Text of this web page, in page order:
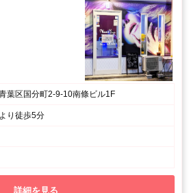
葉区国分町2-9-10南條ビル1F
り徒歩5分
詳細を見る